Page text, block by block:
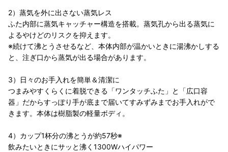
2）蒸気を外に出さない蒸気レス
ふた内部に蒸気キャッチャー構造を搭載。蒸気孔から出る蒸気に
よるやけどのリスクを抑えます。
※続けて沸とうさせるなど、本体内部が温かいときに湯沸かしする
と、注ぎ口から蒸気が出る場合があります。
3）日々のお手入れを簡単＆清潔に
つまみやすくらくに着脱できる「ワンタッチふた」と「広口容
器」だからすっぽり手が底まで届いてすみずみまでお手入れがで
きます。本体は樹脂製の軽量ボディ。
4）カップ1杯分の沸とうが約57秒※
飲みたいときにサッと沸く1300Wハイパワー